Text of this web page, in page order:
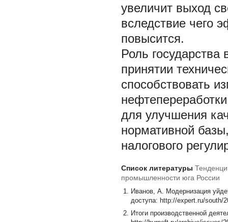
увеличит выход
вследствие чего
повысится.
Роль государства
принятии
способствовать
для улучшения
нормативной
налогового
Список литературы
промышленности юга России
Иванов, А. Модернизация
доступа: http://expert.ru/south/
Итоги производственной